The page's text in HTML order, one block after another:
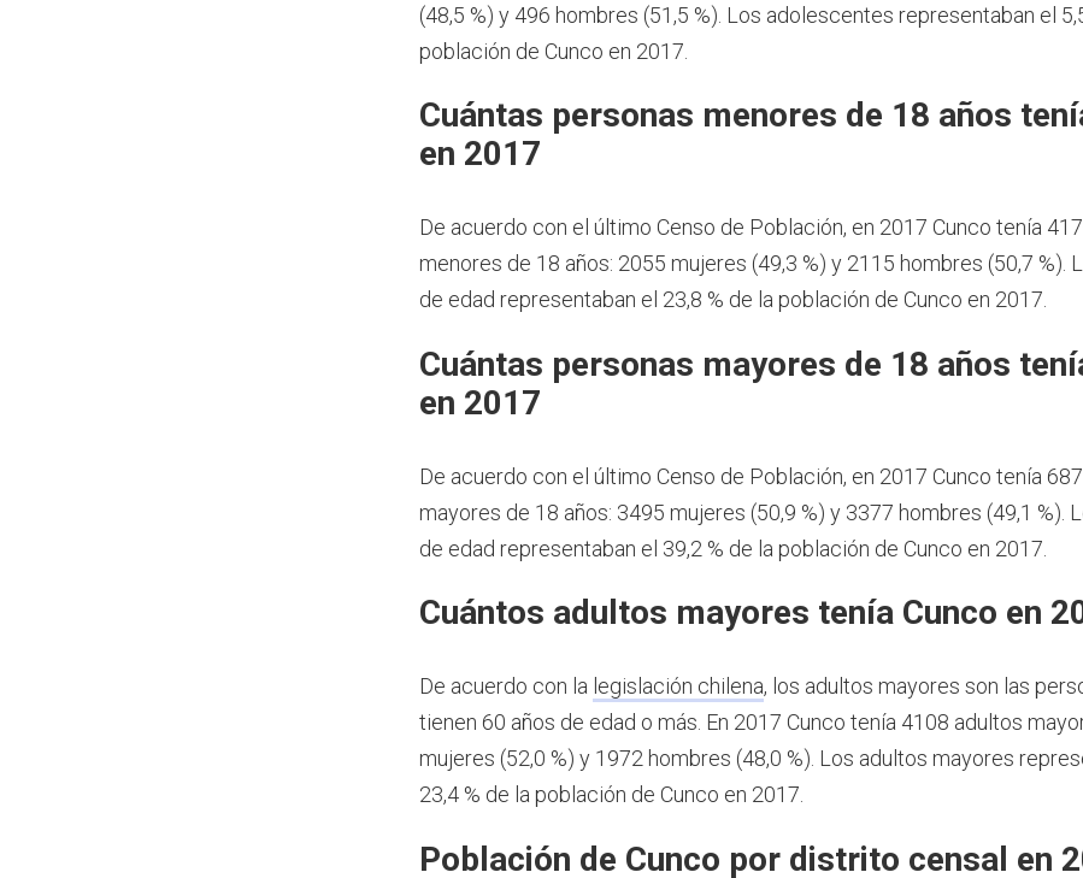
(48,5 %) y 496 hombres (51,5 %). Los adolescentes representaban el
población de Cunco en 2017.
Cuántas personas menores de 18 años
en 2017
De acuerdo con el último Censo de Población, en 2017 Cunco tenía
menores de 18 años: 2055 mujeres (49,3 %) y 2115 hombres (50,7 %).
de edad representaban el 23,8 % de la población de Cunco en 2017.
Cuántas personas mayores de 18 años
en 2017
De acuerdo con el último Censo de Población, en 2017 Cunco tenía
mayores de 18 años: 3495 mujeres (50,9 %) y 3377 hombres (49,1 %).
de edad representaban el 39,2 % de la población de Cunco en 2017.
Cuántos adultos mayores tenía Cunco en
De acuerdo con la legislación chilena, los adultos mayores son las
tienen 60 años de edad o más. En 2017 Cunco tenía 4108 adultos
mujeres (52,0 %) y 1972 hombres (48,0 %). Los adultos mayores
23,4 % de la población de Cunco en 2017.
Población de Cunco por distrito censal en